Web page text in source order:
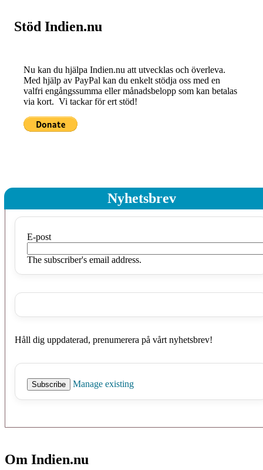
Stöd Indien.nu
Nu kan du hjälpa Indien.nu att utvecklas och överleva.
Med hjälp av PayPal kan du enkelt stödja oss med en
valfri engångssumma eller månadsbelopp som kan betalas
via kort. Vi tackar för ert stöd!
Nyhetsbrev
E-post
The subscriber's email address.
Håll dig uppdaterad, prenumerera på vårt nyhetsbrev!
Manage existing
Om Indien.nu